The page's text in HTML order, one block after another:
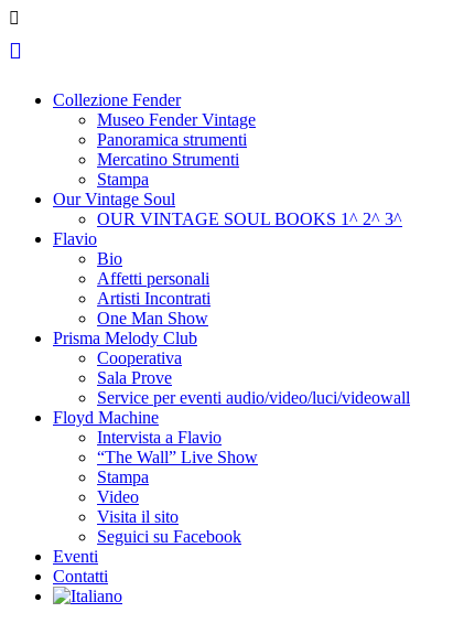
Collezione Fender
Museo Fender Vintage
Panoramica strumenti
Mercatino Strumenti
Stampa
Our Vintage Soul
OUR VINTAGE SOUL BOOKS 1^ 2^ 3^
Flavio
Bio
Affetti personali
Artisti Incontrati
One Man Show
Prisma Melody Club
Cooperativa
Sala Prove
Service per eventi audio/video/luci/videowall
Floyd Machine
Intervista a Flavio
“The Wall” Live Show
Stampa
Video
Visita il sito
Seguici su Facebook
Eventi
Contatti